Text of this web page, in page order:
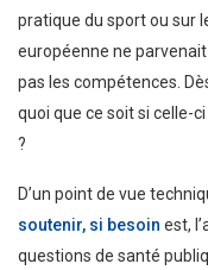
pratique du sport ou sur
européenne ne
pas les compétences.
quoi que ce soit si celle-
?
D’un point de vue
soutenir, si besoin est,
questions de santé